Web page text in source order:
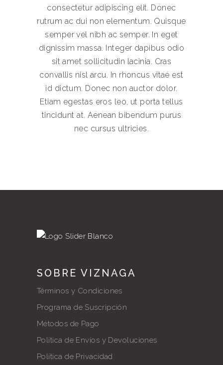
consectetur adipiscing elit. Donec
rutrum ac dui non elementum. Quisque
semper vel nibh ac semper. In eget
dignissim massa. Integer dapibus odio
sit amet sollicitudin lacinia. Cras
convallis nisl arcu. In rhoncus vitae est
id dictum. Donec non auctor dolor.
Etiam egestas eros leo, ut porta tellus
tincidunt at. Aenean bibendum purus
nec cursus ultricies.
SOBRE VIZNAGA
Términos y Condiciones
Programa de Suscripción
Métodos de Pago
Política de Envíos y Devoluciones
Política de Privacidad